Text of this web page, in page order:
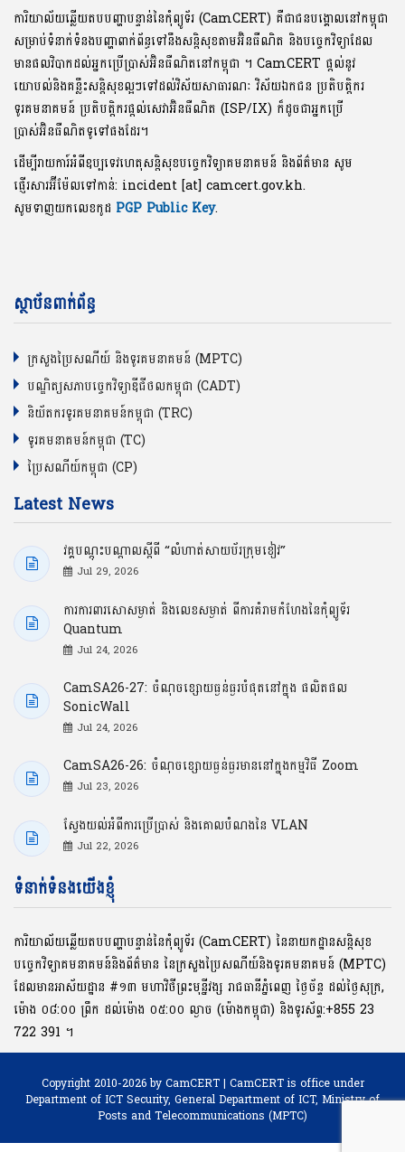
ការិយាល័យឆ្លើយតបបញ្ហាបន្ទាន់នៃកុំព្យូទ័រ (CamCERT) គឺជាជនបង្គោលនៅកម្ពុជា
សម្រាប់ទំនាក់ទំនងបញ្ហាពាក់ព័ន្ធទៅនឹងសន្តិសុខតាមអ៊ិនធឺណិត និងបច្ចេកវិទ្យាដែល
មានផលវិបាកដល់អ្នកប្រើប្រាស់អ៊ិនធឺណិតនៅកម្ពុជា ។ CamCERT ផ្តល់នូវ
យោបល់និងគន្លឹះសន្តិសុខល្អៗទៅដល់វិស័យសាធារណៈ វិស័យឯកជន ប្រតិបត្តិករ
ទូរគមនាគមន៍ ប្រតិបត្តិករផ្តល់សេវាអ៊ិនធឺណិត (ISP/IX) ក៏ដូចជាអ្នកប្រើ
ប្រាស់អ៊ិនធឺណិតទូទៅផងដែរ។
ដើម្បីរាយការ៍អំពីឧប្បទេវហេតុសន្តិសុខបច្ចេកវិទ្យាគមនាគមន៍ និងព័ត៌មាន សូម
ផ្ញើរសារអ៊ីម៉ែលទៅកាន់: incident [at] camcert.gov.kh.
សូមទាញយកលេខកូដ PGP Public Key.
ស្ថាប័នពាក់ព័ន្ធ
ក្រសួងប្រៃសណីយ៍ និងទូរគមនាគមន៍ (MPTC)
បណ្ឌិត្យសភាបច្ចេកវិទ្យាឌីជីថលកម្ពុជា (CADT)
និយ័តករទូរគមនាគមន៍កម្ពុជា (TRC)
ទូរគមនាគមន៍កម្ពុជា (TC)
ប្រៃសណីយ៍កម្ពុជា (CP)
Latest News
វគ្គបណ្ដុះបណ្ដាលស្ដីពី “លំហាត់សាយប័រក្រុមខៀវ”
Jul 29, 2026
ការការពារសោសម្ងាត់ និងលេខសម្ងាត់ ពីការគំរាមកំហែងនៃកុំព្យូទ័រ
Quantum
Jul 24, 2026
CamSA26-27: ចំណុចខ្សោយធ្ងន់ធ្ងរបំផុតនៅក្នុង ផលិតផល
SonicWall
Jul 24, 2026
CamSA26-26: ចំណុចខ្សោយធ្ងន់ធ្ងរមាននៅក្នុងកម្មវិធី Zoom
Jul 23, 2026
ស្វែងយល់អំពីការប្រើប្រាស់ និងគោលបំណងនៃ VLAN
Jul 22, 2026
ទំនាក់ទំនងយើងខ្ញុំ
ការិយាល័យឆ្លើយតបបញ្ហាបន្ទាន់នៃកុំព្យូទ័រ (CamCERT) នៃនាយកដ្ឋានសន្តិសុខ
បច្ចេកវិទ្យាគមនាគមន៍និងព័ត៌មាន នៃក្រសួងប្រៃសណីយ៍និងទូរគមនាគមន៍ (MPTC)
ដែលមានអាស័យដ្ឋាន #១៣ មហាវិថីព្រះមុនី្នវង្ស រាជធានីភ្នំពេញ ថ្ងៃច័ន្ទ ដល់ថ្ងៃសុក្រ,
ម៉ោង ០៨:០០ ​ព្រឹក ដល់ម៉ោង ០៥:០០ ល្ងាច (ម៉ោងកម្ពុជា) និងទូរស័ព្ទ:+855 23
722 391 ។
Copyright 2010-2026 by CamCERT | CamCERT is office under
Department of ICT Security, General Department of ICT, Ministry of
Posts and Telecommunications (MPTC)